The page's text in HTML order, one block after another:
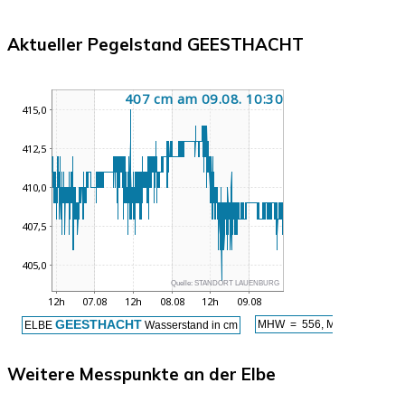
Aktueller Pegelstand GEESTHACHT
Weitere Messpunkte an der Elbe